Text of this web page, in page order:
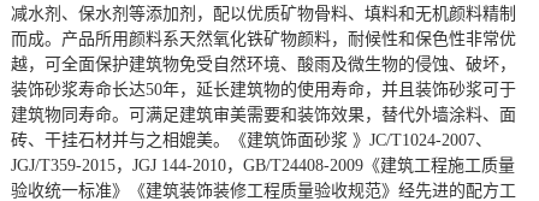
减水剂、保水剂等添加剂，配以优质矿物骨料、填料和无机颜料精制
而成。产品所用颜料系天然氧化铁矿物颜料，耐候性和保色性非常优
越，可全面保护建筑物免受自然环境、酸雨及微生物的侵蚀、破坏，
装饰砂浆寿命长达50年，延长建筑物的使用寿命，并且装饰砂浆可于
建筑物同寿命。可满足建筑审美需要和装饰效果，替代外墙涂料、面
砖、干挂石材并与之相媲美。《建筑饰面砂浆 》JC/T1024-2007、
JGJ/T359-2015，JGJ 144-2010，GB/T24408-2009《建筑工程施工质量
验收统一标准》《建筑装饰装修工程质量验收规范》经先进的配方工